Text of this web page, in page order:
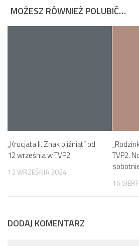
MOŻESZ RÓWNIEŻ POLUBIĆ…
„Krucjata II. Znak bliźniąt” od
12 września w TVP2
12 WRZEŚNIA 2024
TVP2.
16
DODAJ KOMENTARZ